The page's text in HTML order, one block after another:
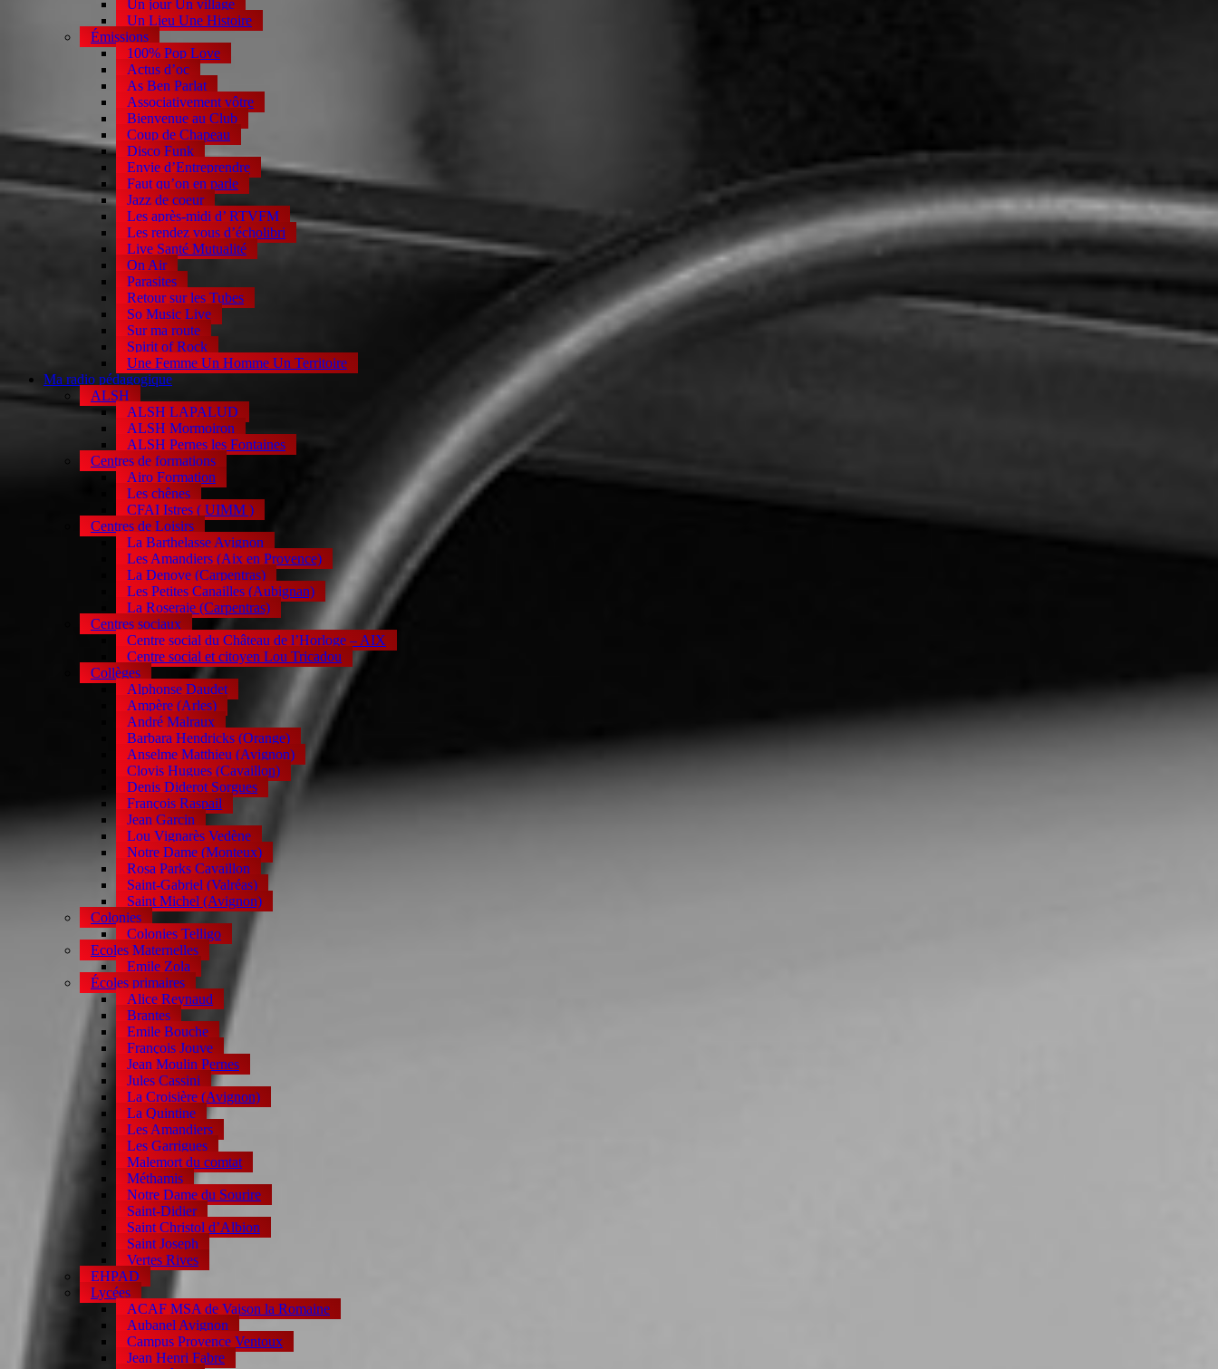
Un jour Un village
Un Lieu Une Histoire
Émissions
100% Pop Love
Actus d’oc
As Ben Parlat
Associativement vôtre
Bienvenue au Club
Coup de Chapeau
Disco Funk
Envie d’Entreprendre
Faut qu’on en parle
Jazz de coeur
Les après-midi d’ RTVFM
Les rendez vous d’écholibri
Live Santé Mutualité
On Air
Parasites
Retour sur les Tubes
So Music Live
Sur ma route
Spirit of Rock
Une Femme Un Homme Un Territoire
Ma radio pédagogique
ALSH
ALSH LAPALUD
ALSH Mormoiron
ALSH Pernes les Fontaines
Centres de formations
Airo Formation
Les chênes
CFAI Istres ( UIMM )
Centres de Loisirs
La Barthelasse Avignon
Les Amandiers (Aix en Provence)
La Denove (Carpentras)
Les Petites Canailles (Aubignan)
La Roseraie (Carpentras)
Centres sociaux
Centre social du Château de l’Horloge – AIX
Centre social et citoyen Lou Tricadou
Collèges
Alphonse Daudet
Ampère (Arles)
André Malraux
Barbara Hendricks (Orange)
Anselme Matthieu (Avignon)
Clovis Hugues (Cavaillon)
Denis Diderot Sorgues
François Raspail
Jean Garcin
Lou Vignarès Vedène
Notre Dame (Monteux)
Rosa Parks Cavaillon
Saint-Gabriel (Valréas)
Saint Michel (Avignon)
Colonies
Colonies Telligo
Ecoles Maternelles
Emile Zola
Écoles primaires
Alice Reynaud
Brantes
Emile Bouche
François Jouve
Jean Moulin Pernes
Jules Cassini
La Croisière (Avignon)
La Quintine
Les Amandiers
Les Garrigues
Malemort du comtat
Méthamis
Notre Dame du Sourire
Saint-Didier
Saint Christol d’Albion
Saint Joseph
Vertes Rives
EHPAD
Lycées
ACAF MSA de Vaison la Romaine
Aubanel Avignon
Campus Provence Ventoux
Jean Henri Fabre